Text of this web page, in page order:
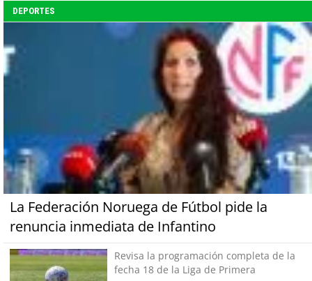
DEPORTES
La Federación Noruega de Fútbol pide la
renuncia inmediata de Infantino
Revisa la programación completa de la
fecha 18 de la Liga de Primera